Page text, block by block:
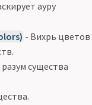
ауру
- Вихрь цветов
существа